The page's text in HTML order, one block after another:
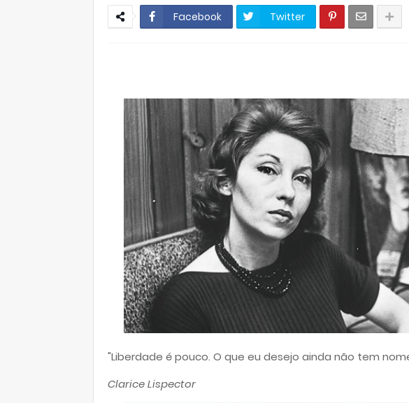
Facebook Twitter
"Liberdade é pouco. O que eu desejo ainda não tem
Clarice Lispector